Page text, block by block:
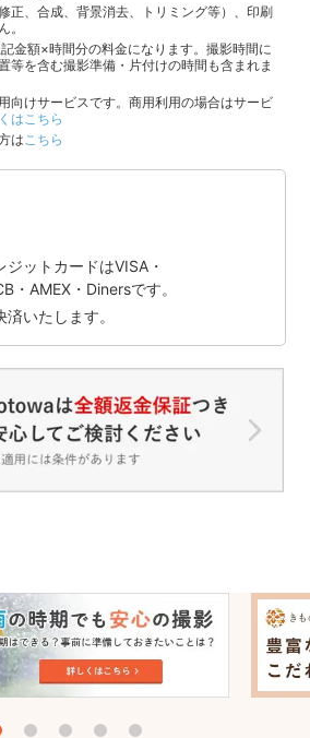
正、合成、背景消去、トリミング等）、印刷
。
金額×時間分の料金になります。撮影時間に
等を含む撮影準備・片付けの時間も含まれま
向けサービスです。商用利用の場合はサービ
はこちら
は こちら
ジットカードはVISA・
・AMEX・Dinersです。
いたします。